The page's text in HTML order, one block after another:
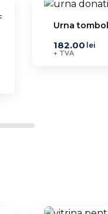
Urna
182.00 lei
+ TVA